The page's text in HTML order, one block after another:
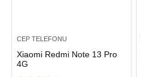
CEP TELEFONU
Xiaomi Redmi Note 13 Pro
4G